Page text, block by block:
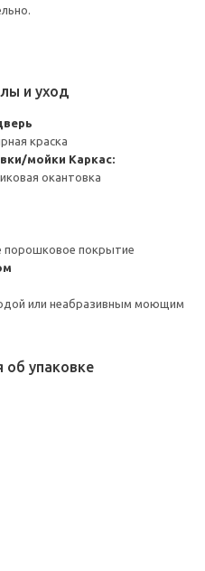
и уход
краска
мойки Каркас:
окантовка
порошковое покрытие
или неабразивным моющим
упаковке